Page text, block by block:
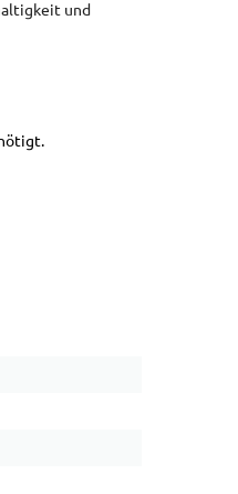
und